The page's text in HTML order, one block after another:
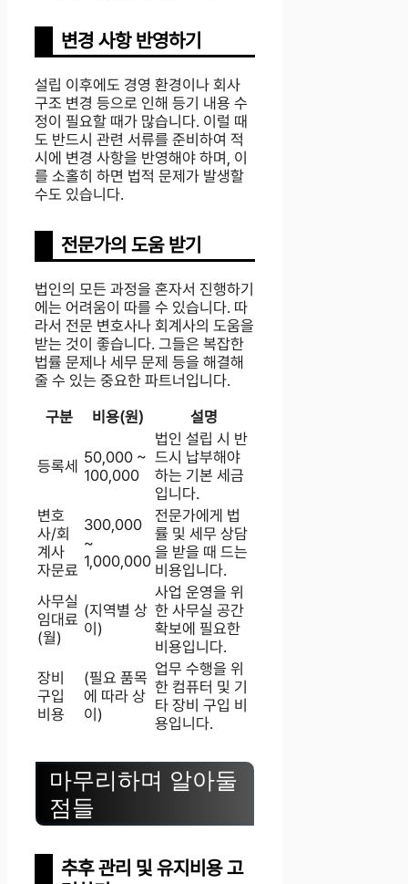
변경 사항 반영하기
설립 이후에도 경영 환경이나 회사
구조 변경 등으로 인해 등기 내용 수
정이 필요할 때가 많습니다. 이럴 때
도 반드시 관련 서류를 준비하여 적
시에 변경 사항을 반영해야 하며, 이
를 소홀히 하면 법적 문제가 발생할
수도 있습니다.
전문가의 도움 받기
법인의 모든 과정을 혼자서 진행하기
에는 어려움이 따를 수 있습니다. 따
라서 전문 변호사나 회계사의 도움을
받는 것이 좋습니다. 그들은 복잡한
법률 문제나 세무 문제 등을 해결해
줄 수 있는 중요한 파트너입니다.
구분
비용(원) 설명
등록세 50,000 ~
100,000
법인 설립 시 반
드시 납부해야
하는 기본 세금
입니다.
변호
사/회
계사
자문료
300,000
~
1,000,000
전문가에게 법
률 및 세무 상담
을 받을 때 드는
비용입니다.
사무실
임대료
(월)
(지역별 상
이)
사업 운영을 위
한 사무실 공간
확보에 필요한
비용입니다.
장비
구입
비용
(필요 품목
에 따라 상
이)
업무 수행을 위
한 컴퓨터 및 기
타 장비 구입 비
용입니다.
마무리하며 알아둘
점들
추후 관리 및 유지비용 고